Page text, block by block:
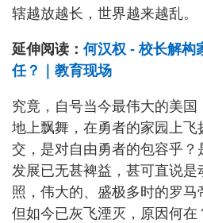
辖越放越长，世界越来越乱。
延伸阅读： 何汉权 - 校长解构
任？｜教育现场
究竟，自号当今最伟大的美
地上飘舞，在勇者的家园上
交，是对自由勇者的包容乎？
发展已无甚裨益，甚可直说
照，伟大的、盛极多时的罗马
但如今已灰飞湮灭，原因何在